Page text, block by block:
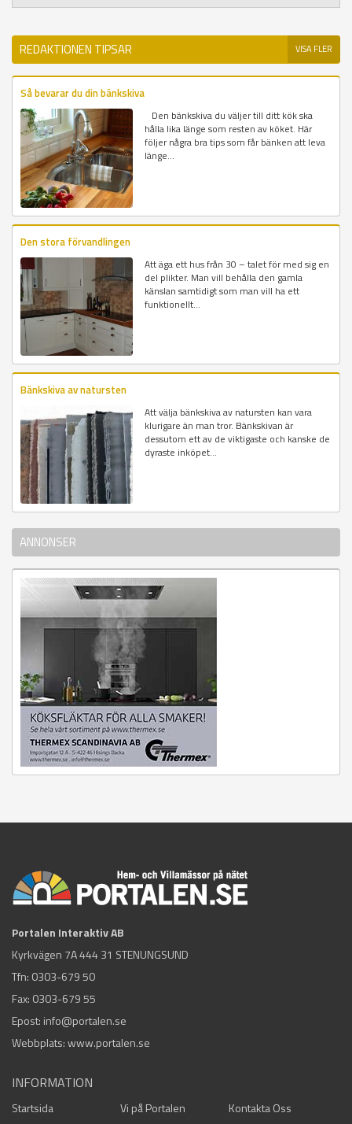
REDAKTIONEN TIPSAR VISA FLER
Så bevarar du din bänkskiva
Den bänkskiva du väljer till ditt kök ska
hålla lika länge som resten av köket. Här
följer några bra tips som får bänken att leva
länge...
Den stora förvandlingen
Att äga ett hus från 30 – talet för med sig en
del plikter. Man vill behålla den gamla
känslan samtidigt som man vill ha ett
funktionellt...
Bänkskiva av natursten
Att välja bänkskiva av natursten kan vara
klurigare än man tror. Bänkskivan är
dessutom ett av de viktigaste och kanske de
dyraste inköpet...
ANNONSER
Portalen Interaktiv AB
Kyrkvägen 7A 444 31 STENUNGSUND
Tfn: 0303-679 50
Fax: 0303-679 55
Epost: info@portalen.se
Webbplats: www.portalen.se
INFORMATION
Startsida Vi på Portalen Kontakta Oss